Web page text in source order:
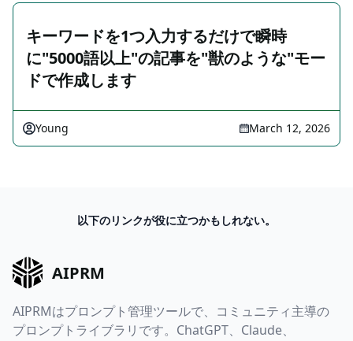
キーワードを1つ入力するだけで瞬時
に"5000語以上"の記事を"獣のような"モー
ドで作成します
Young March 12, 2026
以下のリンクが役に立つかもしれない。
AIPRM
AIPRMはプロンプト管理ツールで、コミュニティ主導の
プロンプトライブラリです。ChatGPT、Claude、